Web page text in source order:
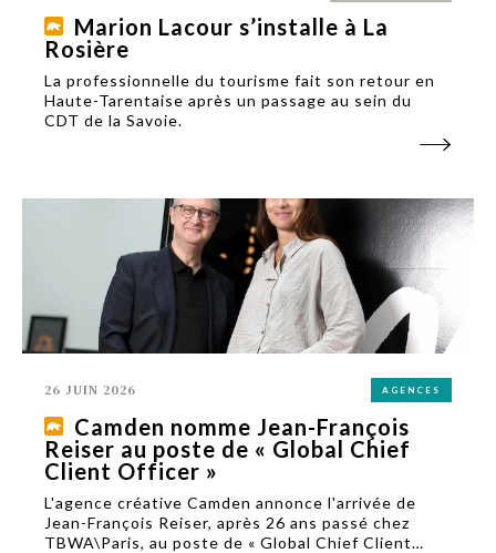
Marion Lacour s’installe à La
Rosière
La professionnelle du tourisme fait son retour en
Haute-Tarentaise après un passage au sein du
CDT de la Savoie.
26 JUIN 2026 AGENCES
Camden nomme Jean-François
Reiser au poste de « Global Chief
Client Officer »
L'agence créative Camden annonce l'arrivée de
Jean-François Reiser, après 26 ans passé chez
TBWA\Paris, au poste de « Global Chief Client